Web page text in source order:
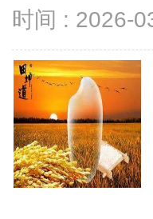
时间 : 2026-